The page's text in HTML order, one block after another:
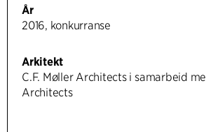
År
2016, konkurranse
Arkitekt
C.F. Møller Architects i samarbeid
Architects